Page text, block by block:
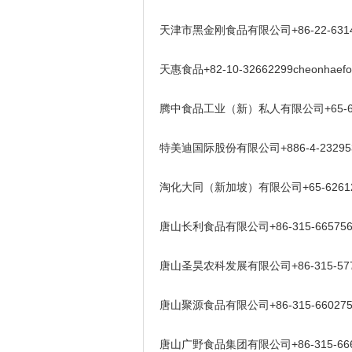
天津市黑金刚食品有限公司+86-22-
天惠食品+82-10-
腾中食品工业（新）私人有限公司
特美迪国际股份有限公司+886-4-
淘化大同（新加坡）有限公司+65-
唐山长利食品有限公司+86-315-
唐山圣昊农科发展有限公司+86-315-
唐山聚源食品有限公司+86-315-
唐山广野食品集团有限公司+86-315-